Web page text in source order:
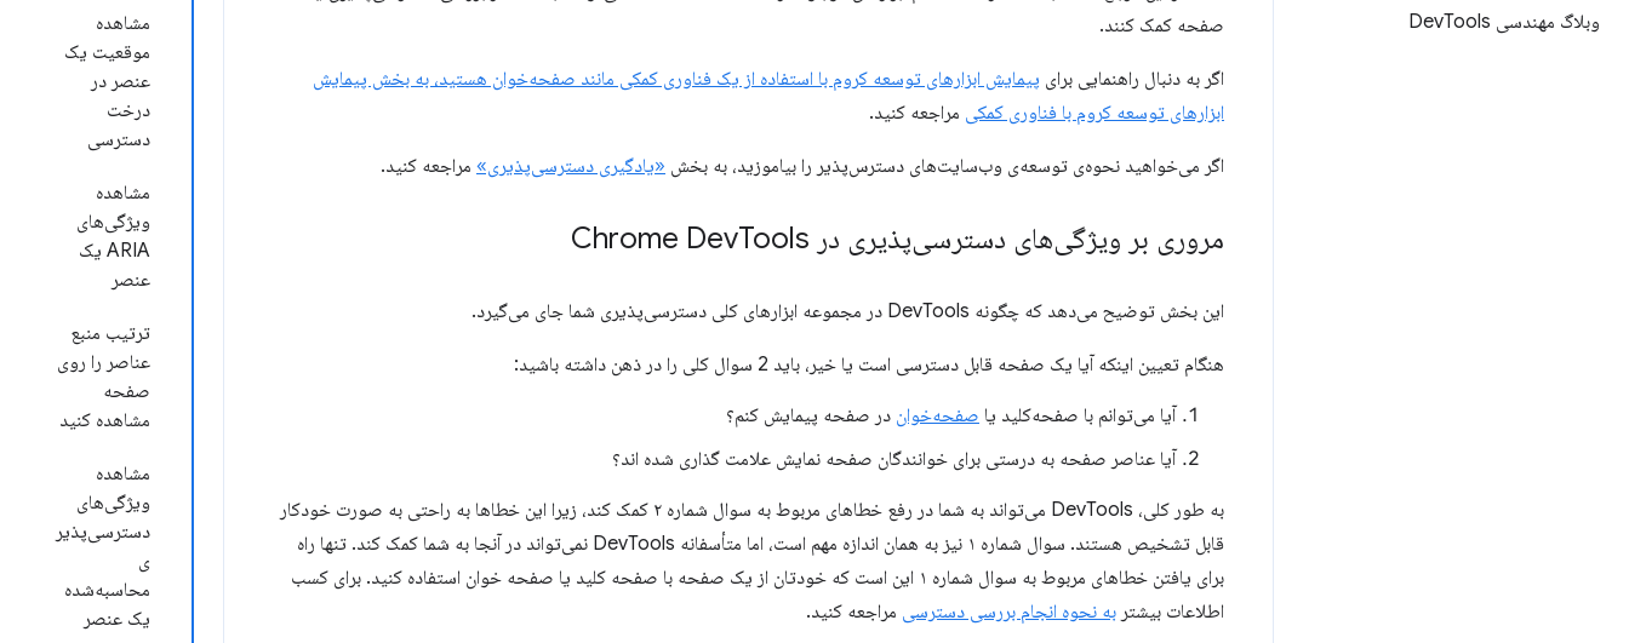
وبلاگ مهندسی Dev Tools
مشاهده
موقعیت یک
عنصر در
درخت
دسترسی
مشاهده
ویژگی‌های
ARIA یک
عنصر
ترتیب منبع
عناصر را روی
صفحه
مشاهده کنید
مشاهده
ویژگی‌های
دسترسی‌پذیر
ی
محاسبه‌شده
یک عنصر
صفحه کمک کنند.
اگر به دنبال راهنمایی برای پیمایش ابزارهای توسعه کروم با استفاده از یک فناوری کمکی مانند صفحه‌خوان هستید، به بخش پیمایش
ابزارهای توسعه کروم با فناوری کمکی مراجعه کنید.
اگر می‌خواهید نحوه‌ی توسعه‌ی وب‌سایت‌های دسترس‌پذیر را بیاموزید، به بخش «یادگیری دسترسی‌پذیری» مراجعه کنید.
مروری بر ویژگی‌های دسترسی‌پذیری در Chrome Dev Tools
این بخش توضیح می‌دهد که چگونه DevTools در مجموعه ابزارهای کلی دسترسی‌پذیری شما جای می‌گیرد.
هنگام تعیین اینکه آیا یک صفحه قابل دسترسی است یا خیر، باید 2 سوال کلی را در ذهن داشته باشید:
آیا می‌توانم با صفحه‌کلید یا صفحه‌خوان در صفحه پیمایش کنم؟
آیا عناصر صفحه به درستی برای خوانندگان صفحه نمایش علامت گذاری شده اند؟
به طور کلی، DevTools می‌تواند به شما در رفع خطاهای مربوط به سوال شماره ۲ کمک کند، زیرا این خطاها به راحتی به صورت خودکار
قابل تشخیص هستند. سوال شماره ۱ نیز به همان اندازه مهم است، اما متأسفانه DevTools نمی‌تواند در آنجا به شما کمک کند. تنها راه
برای یافتن خطاهای مربوط به سوال شماره ۱ این است که خودتان از یک صفحه با صفحه کلید یا صفحه خوان استفاده کنید. برای کسب
اطلاعات بیشتر به نحوه انجام بررسی دسترسی مراجعه کنید.